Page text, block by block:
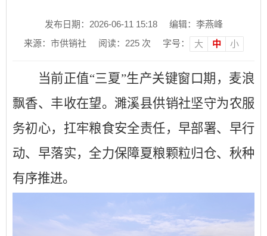
发布日期：2026-06-11 15:18
编辑：李燕峰
来源：市供销社
阅读： 225次 字号： 大 中 小
当前正值“三夏”生产关键窗口期，麦浪
飘香、丰收在望。濉溪县供销社坚守为农服
务初心，扛牢粮食安全责任，早部署、早行
动、早落实，全力保障夏粮颗粒归仓、秋种
有序推进。